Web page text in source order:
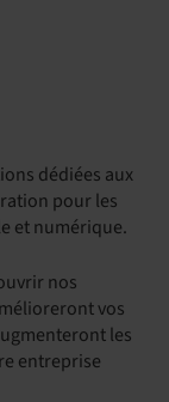
dédiées aux
pour les
et numérique.
nos
vos
les
entreprise